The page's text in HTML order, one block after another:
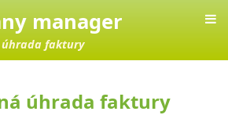
manager
úhrada faktury
úhrada faktury